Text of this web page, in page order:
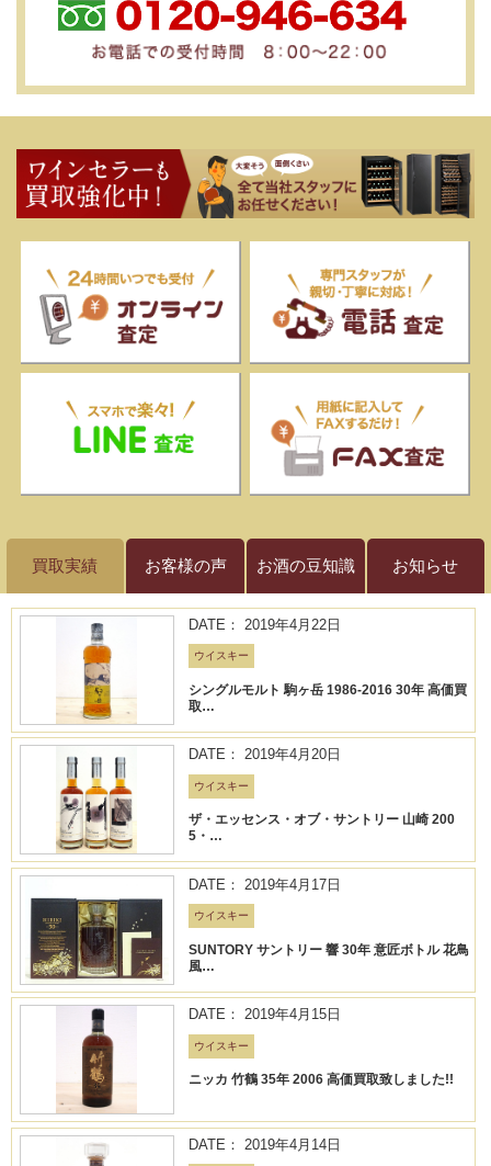
買取実績 お客様の声 お酒の豆知識 お知らせ
DATE： 2019年4月22日
ウイスキー
シングルモルト 駒ヶ岳 1986-2016 30年 高価買
取…
DATE： 2019年4月20日
ウイスキー
ザ・エッセンス・オブ・サントリー 山崎 200
5・…
DATE： 2019年4月17日
ウイスキー
SUNTORY サントリー 響 30年 意匠ボトル 花鳥
風…
DATE： 2019年4月15日
ウイスキー
ニッカ 竹鶴 35年 2006 高価買取致しました!!
DATE： 2019年4月14日